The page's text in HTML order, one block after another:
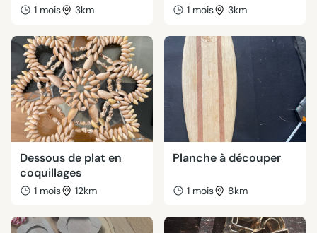
1 mois 3km 1 mois 3km
Dessous de plat en
coquillages
1 mois 12km
Planche à découper
1 mois 8km